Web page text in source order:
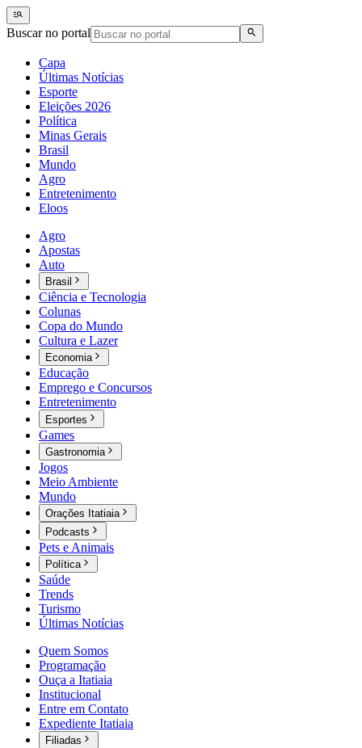
Buscar no portal
Capa
Últimas Notícias
Esporte
Eleições 2026
Política
Minas Gerais
Brasil
Mundo
Agro
Entretenimento
Eloos
Agro
Apostas
Auto
Brasil
Ciência e Tecnologia
Colunas
Copa do Mundo
Cultura e Lazer
Economia
Educação
Emprego e Concursos
Entretenimento
Esportes
Games
Gastronomia
Jogos
Meio Ambiente
Mundo
Orações Itatiaia
Podcasts
Pets e Animais
Política
Saúde
Trends
Turismo
Últimas Notícias
Quem Somos
Programação
Ouça a Itatiaia
Institucional
Entre em Contato
Expediente Itatiaia
Filiadas